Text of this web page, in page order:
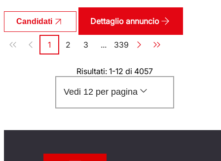
Candidati Dettaglio annuncio
Paginazione
Pagina
1 Pagina
2 Pagina
3 ... Pagina
339
Risultati: 1-12 di 4057
Vedi 12 per pagina